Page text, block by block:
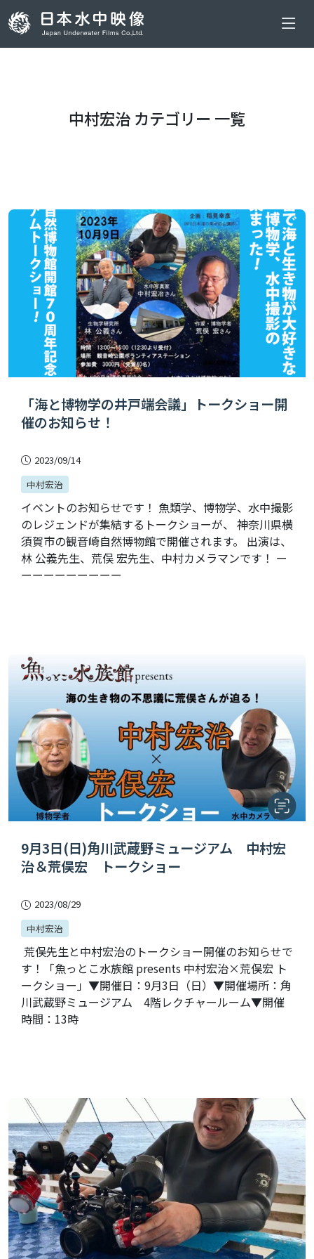
中村宏治 カテゴリー 一覧
「海と博物学の井戸端会議」トークショー開
催のお知らせ！
2023/09/14
中村宏治
イベントのお知らせです！ 魚類学、博物学、水中撮影
のレジェンドが集結するトークショーが、 神奈川県横
須賀市の観音崎自然博物館で開催されます。 出演は、
林 公義先生、荒俣 宏先生、中村カメラマンです！ ー
ーーーーーーーーー
9月3日(日)角川武蔵野ミュージアム 中村宏
治＆荒俣宏 トークショー
2023/08/29
中村宏治
荒俣先生と中村宏治のトークショー開催のお知らせで
す！「魚っとこ水族館 presents 中村宏治×荒俣宏 ト
ークショー」▼開催日：9月3日（日）▼開催場所：角
川武蔵野ミュージアム 4階レクチャールーム▼開催
時間：13時